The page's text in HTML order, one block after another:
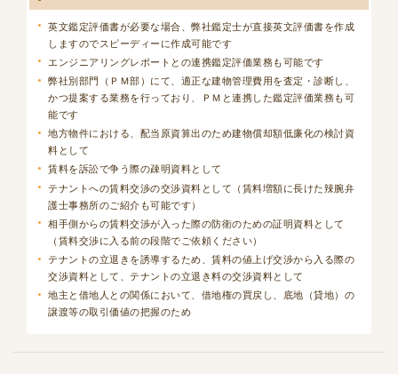
英文鑑定評価書が必要な場合、弊社鑑定士が直接英文評価書を作成
しますのでスピーディーに作成可能です
エンジニアリングレポートとの連携鑑定評価業務も可能です
弊社別部門（ＰＭ部）にて、適正な建物管理費用を査定・診断し、
かつ提案する業務を行っており、ＰＭと連携した鑑定評価業務も可
能です
地方物件における、配当原資算出のため建物償却額低廉化の検討資
料として
賃料を訴訟で争う際の疎明資料として
テナントへの賃料交渉の交渉資料として（賃料増額に長けた辣腕弁
護士事務所のご紹介も可能です）
相手側からの賃料交渉が入った際の防衛のための証明資料として
（賃料交渉に入る前の段階でご依頼ください）
テナントの立退きを誘導するため、賃料の値上げ交渉から入る際の
交渉資料として、テナントの立退き料の交渉資料として
地主と借地人との関係において、借地権の買戻し、底地（貸地）の
譲渡等の取引価値の把握のため